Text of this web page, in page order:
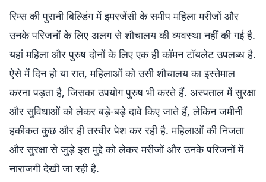
रिम्स की पुरानी बिल्डिंग में इमरजेंसी के समीप महिला मरीजों और
उनके परिजनों के लिए अलग से शौचालय की व्यवस्था नहीं की गई है.
यहां महिला और पुरुष दोनों के लिए एक ही कॉमन टॉयलेट उपलब्ध है.
ऐसे में दिन हो या रात, महिलाओं को उसी शौचालय का इस्तेमाल
करना पड़ता है, जिसका उपयोग पुरुष भी करते हैं. अस्पताल में सुरक्षा
और सुविधाओं को लेकर बड़े-बड़े दावे किए जाते हैं, लेकिन जमीनी
हकीकत कुछ और ही तस्वीर पेश कर रही है. महिलाओं की निजता
और सुरक्षा से जुड़े इस मुद्दे को लेकर मरीजों और उनके परिजनों में
नाराजगी देखी जा रही है.